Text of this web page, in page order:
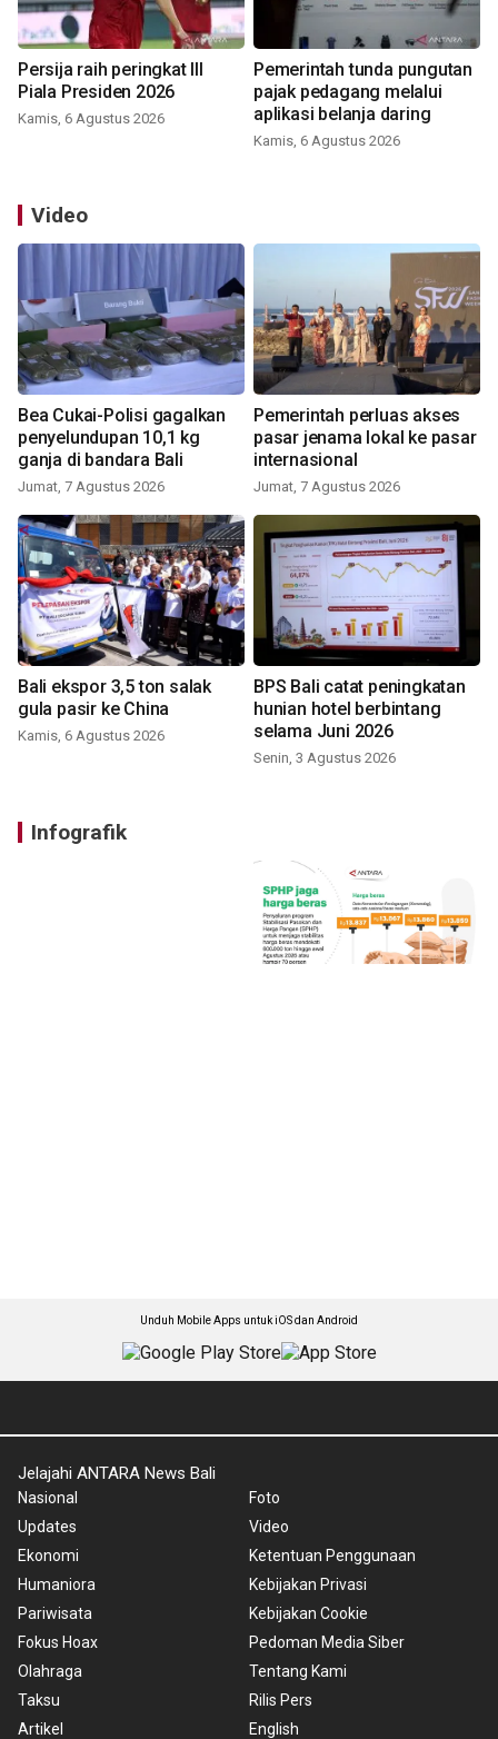
Persija raih peringkat III
Piala Presiden 2026
Kamis, 6 Agustus 2026
Pemerintah tunda pungutan
pajak pedagang melalui
aplikasi belanja daring
Kamis, 6 Agustus 2026
Video
Bea Cukai-Polisi gagalkan
penyelundupan 10,1 kg
ganja di bandara Bali
Jumat, 7 Agustus 2026
Pemerintah perluas akses
pasar jenama lokal ke pasar
internasional
Jumat, 7 Agustus 2026
Bali ekspor 3,5 ton salak
gula pasir ke China
Kamis, 6 Agustus 2026
BPS Bali catat peningkatan
hunian hotel berbintang
selama Juni 2026
Senin, 3 Agustus 2026
Infografik
Unduh Mobile Apps untuk iOS dan Android
Jelajahi ANTARA News Bali
Nasional
Updates
Ekonomi
Humaniora
Pariwisata
Fokus Hoax
Olahraga
Taksu
Artikel
Foto
Video
Ketentuan Penggunaan
Kebijakan Privasi
Kebijakan Cookie
Pedoman Media Siber
Tentang Kami
Rilis Pers
English